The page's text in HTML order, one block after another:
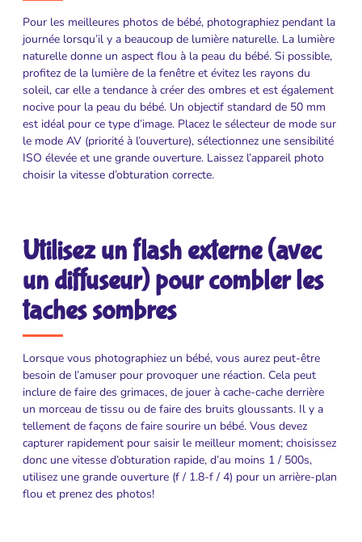
Pour les meilleures photos de bébé, photographiez pendant la
journée lorsqu’il y a beaucoup de lumière naturelle. La lumière
naturelle donne un aspect flou à la peau du bébé. Si possible,
profitez de la lumière de la fenêtre et évitez les rayons du
soleil, car elle a tendance à créer des ombres et est également
nocive pour la peau du bébé. Un objectif standard de 50 mm
est idéal pour ce type d’image. Placez le sélecteur de mode sur
le mode AV (priorité à l’ouverture), sélectionnez une sensibilité
ISO élevée et une grande ouverture. Laissez l’appareil photo
choisir la vitesse d’obturation correcte.
Utilisez un flash externe (avec
un diffuseur) pour combler les
taches sombres
Lorsque vous photographiez un bébé, vous aurez peut-être
besoin de l’amuser pour provoquer une réaction. Cela peut
inclure de faire des grimaces, de jouer à cache-cache derrière
un morceau de tissu ou de faire des bruits gloussants. Il y a
tellement de façons de faire sourire un bébé. Vous devez
capturer rapidement pour saisir le meilleur moment; choisissez
donc une vitesse d’obturation rapide, d’au moins 1 / 500s,
utilisez une grande ouverture (f / 1.8-f / 4) pour un arrière-plan
flou et prenez des photos!